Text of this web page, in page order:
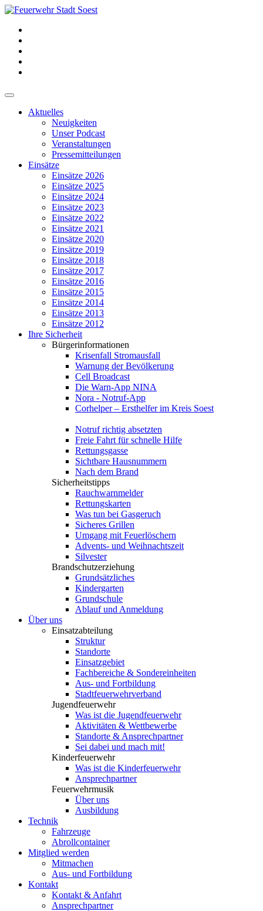
Aktuelles
Neuigkeiten
Unser Podcast
Veranstaltungen
Pressemitteilungen
Einsätze
Einsätze 2026
Einsätze 2025
Einsätze 2024
Einsätze 2023
Einsätze 2022
Einsätze 2021
Einsätze 2020
Einsätze 2019
Einsätze 2018
Einsätze 2017
Einsätze 2016
Einsätze 2015
Einsätze 2014
Einsätze 2013
Einsätze 2012
Ihre Sicherheit
Bürgerinformationen
Krisenfall Stromausfall
Warnung der Bevölkerung
Cell Broadcast
Die Warn-App NINA
Nora - Notruf-App
Corhelper – Ersthelfer im Kreis Soest
Notruf richtig absetzten
Freie Fahrt für schnelle Hilfe
Rettungsgasse
Sichtbare Hausnummern
Nach dem Brand
Sicherheitstipps
Rauchwarnmelder
Rettungskarten
Was tun bei Gasgeruch
Sicheres Grillen
Umgang mit Feuerlöschern
Advents- und Weihnachtszeit
Silvester
Brandschutzerziehung
Grundsätzliches
Kindergarten
Grundschule
Ablauf und Anmeldung
Über uns
Einsatzabteilung
Struktur
Standorte
Einsatzgebiet
Fachbereiche & Sondereinheiten
Aus- und Fortbildung
Stadtfeuerwehrverband
Jugendfeuerwehr
Was ist die Jugendfeuerwehr
Aktivitäten & Wettbewerbe
Standorte & Ansprechpartner
Sei dabei und mach mit!
Kinderfeuerwehr
Was ist die Kinderfeuerwehr
Ansprechpartner
Feuerwehrmusik
Über uns
Ausbildung
Technik
Fahrzeuge
Abrollcontainer
Mitglied werden
Mitmachen
Aus- und Fortbildung
Kontakt
Kontakt & Anfahrt
Ansprechpartner